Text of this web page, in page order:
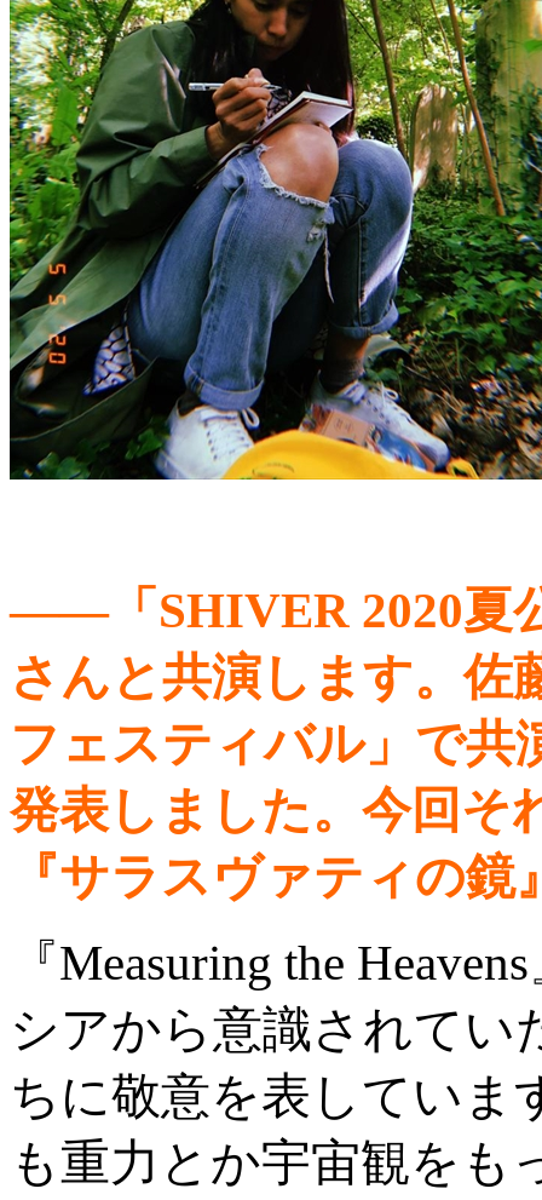
――「SHIVER 2020夏
さんと共演します。佐
フェスティバル」で共
発表しました。今回そ
『サラスヴァティの
『Measuring the
シアから意識されてい
ちに敬意を表していま
も重力とか宇宙観をも